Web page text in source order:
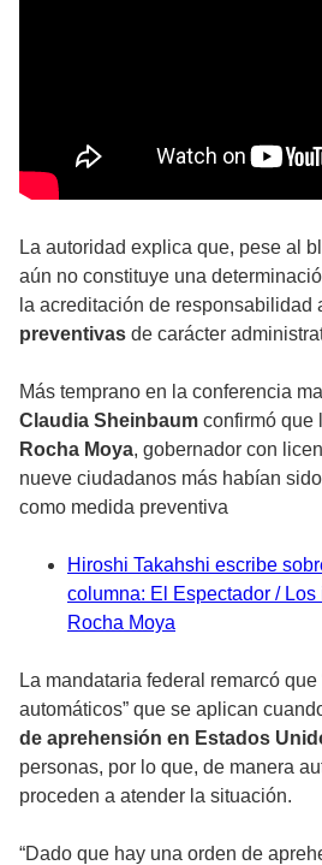
La autoridad explica que, pese al
aún no constituye una
la acreditación de responsabilidad
preventivas de carácter
Más temprano en la conferencia
Claudia Sheinbaum confirmó que
Rocha Moya, gobernador con
nueve ciudadanos más habían
como medida preventiva
Hiroshi Takahshi escribe
columna: El Espectador /
Rocha Moya
La mandataria federal remarcó
automáticos” que se aplican
de aprehensión en Estados
personas, por lo que, de manera
proceden a atender la situación.
“Dado que hay una orden de